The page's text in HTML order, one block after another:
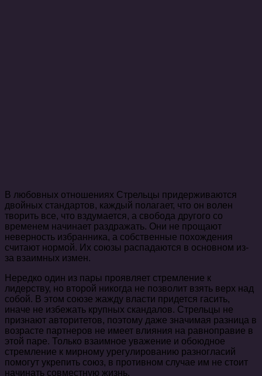
В любовных отношениях Стрельцы придерживаются
двойных стандартов, каждый полагает, что он волен
творить все, что вздумается, а свобода другого со
временем начинает раздражать. Они не прощают
неверность избранника, а собственные похождения
считают нормой. Их союзы распадаются в основном из-
за взаимных измен.
Нередко один из пары проявляет стремление к
лидерству, но второй никогда не позволит взять верх над
собой. В этом союзе жажду власти придется гасить,
иначе не избежать крупных скандалов. Стрельцы не
признают авторитетов, поэтому даже значимая разница в
возрасте партнеров не имеет влияния на равноправие в
этой паре. Только взаимное уважение и обоюдное
стремление к мирному урегулированию разногласий
помогут укрепить союз, в противном случае им не стоит
начинать совместную жизнь.